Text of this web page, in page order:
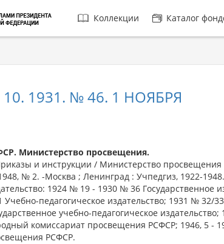
Главная
навигация
Коллекции Каталог
1931. № 46. 1 НОЯБРЯ
Министерство просвещения.
и инструкции / Министерство
№ 2. -Москва ; Ленинград : Учпедгиз, 1922-
1924 № 19 - 1930 № 36 Государственное
Учебно-педагогическое издательство; 1931 № 32/
учебно-педагогическое
комиссариат просвещения РСФСР; 1946, 5 -
РСФСР.